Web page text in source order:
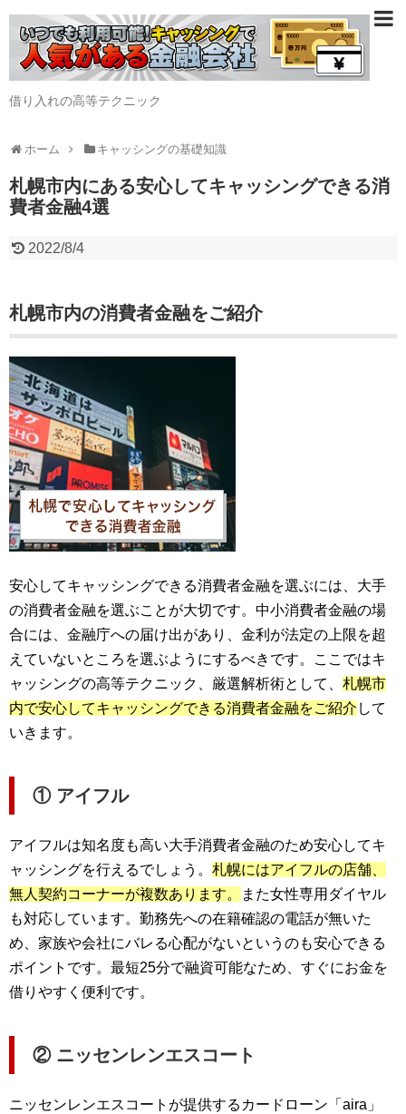
借り入れの高等テクニック
ホーム キャッシングの基礎知識
札幌市内にある安心してキャッシングできる消
費者金融4選
2022/8/4
札幌市内の消費者金融をご紹介
安心してキャッシングできる消費者金融を選ぶには、大手
の消費者金融を選ぶことが大切です。中小消費者金融の場
合には、金融庁への届け出があり、金利が法定の上限を超
えていないところを選ぶようにするべきです。ここではキ
ャッシングの高等テクニック、厳選解析術として、 札幌市
内で安心してキャッシングできる消費者金融をご紹介 して
いきます。
① アイフル
アイフルは知名度も高い大手消費者金融のため安心してキ
ャッシングを行えるでしょう。 札幌にはアイフルの店舗、
無人契約コーナーが複数あります。
また女性専用ダイヤル
も対応しています。勤務先への在籍確認の電話が無いた
め、家族や会社にバレる心配がないというのも安心できる
ポイントです。最短25分で融資可能なため、すぐにお金を
借りやすく便利です。
② ニッセンレンエスコート
ニッセンレンエスコートが提供するカードローン「aira」